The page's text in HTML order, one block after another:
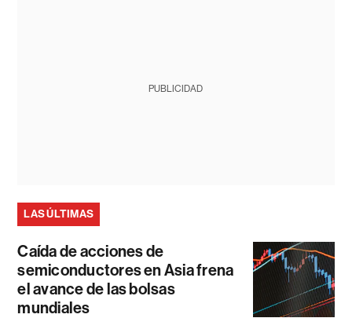
PUBLICIDAD
LAS ÚLTIMAS
Caída de acciones de
semiconductores en Asia frena
el avance de las bolsas
mundiales